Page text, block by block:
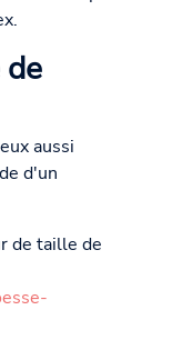
aussi
d'un
de taille de